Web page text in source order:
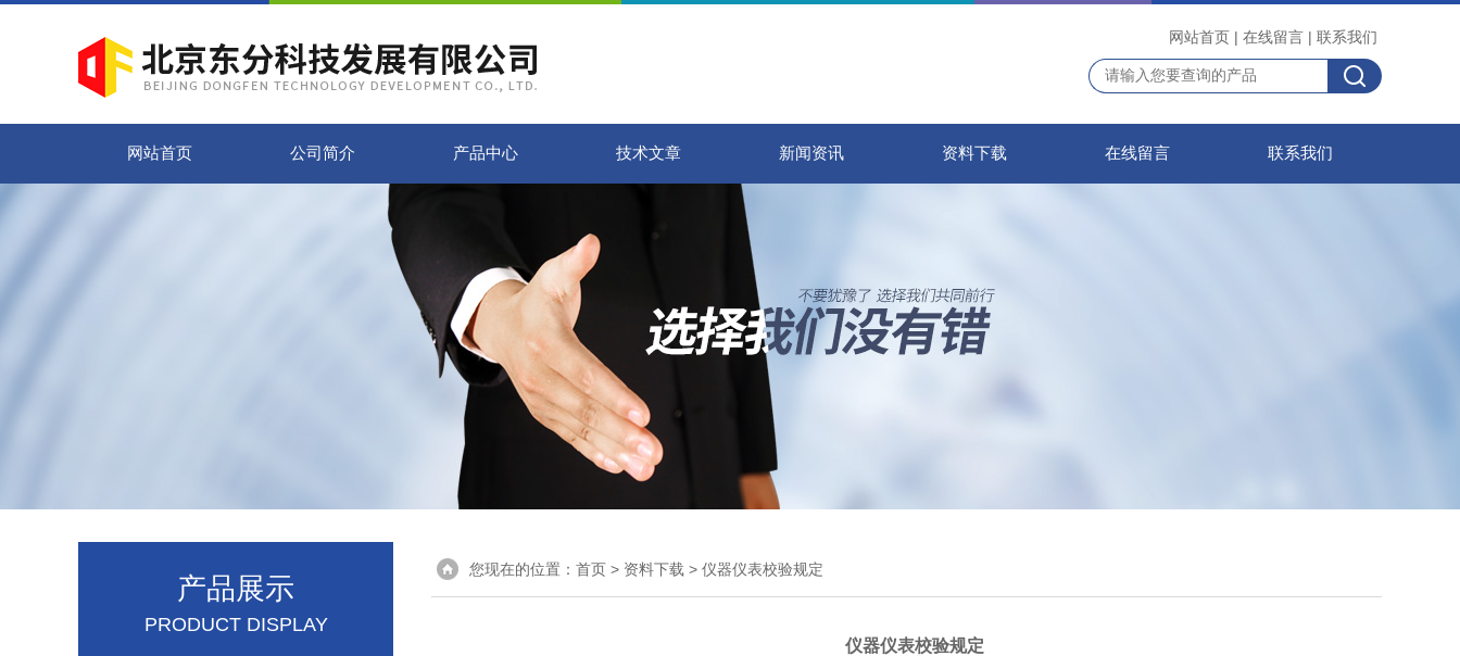
网站首页 | 在线留言 | 联系我们
网站首页 公司简介 产品中心 技术文章 新闻资讯 资料下载 在线留言 联系我们
产品展示
PRODUCT DISPLAY
您现在的位置： 首页 > 资料下载 > 仪器仪表校验规定
仪器仪表校验规定